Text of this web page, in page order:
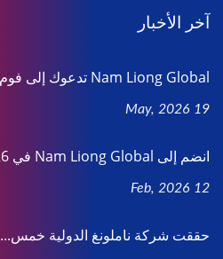
آخر الأخبار
Nam Liong Global تدعوك إلى فوم إكسبو...
19 May, 2026
انضم إلى Nam Liong Global في Techtextil 2026...
12 Feb, 2026
حققت شركة ناملونغ الدولية خمس...